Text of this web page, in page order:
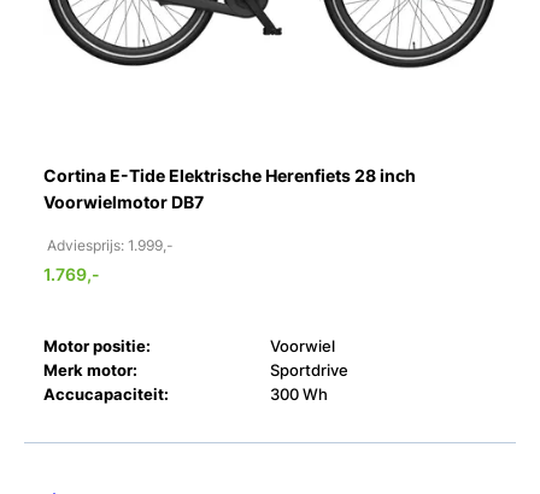
Cortina E-Tide Elektrische Herenfiets 28 inch
Voorwielmotor DB7
Adviesprijs: 1.999,-
1.769,-
Motor positie:
Voorwiel
Merk motor:
Sportdrive
Accucapaciteit:
300 Wh